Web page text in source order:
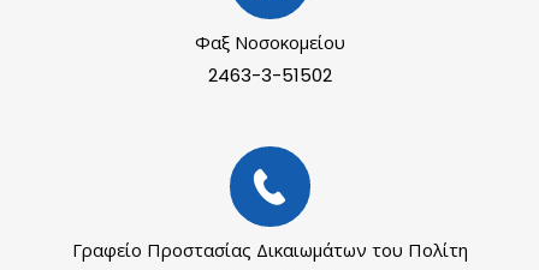
Φαξ Νοσοκομείου
2463-3-51502
Γραφείο Προστασίας Δικαιωμάτων του Πολίτη